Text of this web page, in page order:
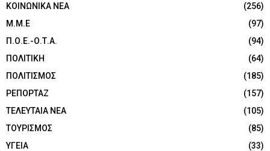
ΚΟΙΝΩΝΙΚΑ ΝΕΑ
(256)
Μ.Μ.Ε
(97)
Π.Ο.Ε.-Ο.Τ.Α.
(94)
ΠΟΛΙΤΙΚΗ
(64)
ΠΟΛΙΤΙΣΜΟΣ
(185)
ΡΕΠΟΡΤΑΖ
(157)
ΤΕΛΕΥΤΑΙΑ ΝΕΑ
(105)
ΤΟΥΡΙΣΜΟΣ
(85)
ΥΓΕΙΑ
(33)